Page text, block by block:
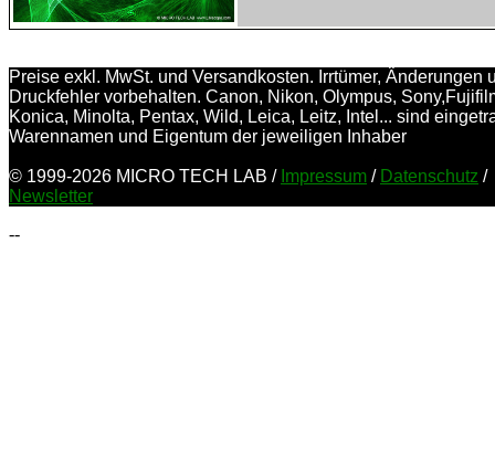
Preise exkl. MwSt. und Versandkosten. Irrtümer, Änderungen
Druckfehler vorbehalten. Canon, Nikon, Olympus,
Konica, Minolta, Pentax, Wild, Leica, Leitz, Intel... sind
Warennamen und Eigentum der jeweiligen Inhaber
© 1999-2026 MICRO TECH LAB / Impressum / Datenschutz /
Newsletter
--